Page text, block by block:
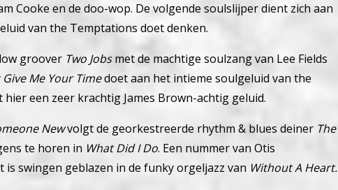
Cooke en de doo-wop. De volgende soulslijper dient zich aan
van the Temptations doet denken.
groover Two Jobsmet de machtige soulzang van Lee Fields
Give Me Your Timedoet aan het intieme soulgeluid van the
een zeer krachtig James Brown-achtig geluid.
Newvolgt de georkestreerde rhythm & blues deiner The
te horen in What Did I Do. Een nummer van Otis
is swingen geblazen in de funky orgeljazz van Without A Heart.